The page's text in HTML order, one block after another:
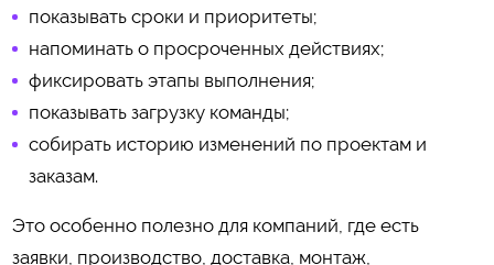
показывать сроки и приоритеты;
напоминать о просроченных действиях;
фиксировать этапы выполнения;
показывать загрузку команды;
собирать историю изменений по проектам и
заказам.
Это особенно полезно для компаний, где есть
заявки, производство, доставка, монтаж,